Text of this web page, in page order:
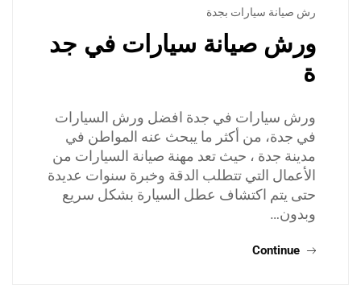
رش صيانة سيارات بجدة
ورش صيانة سيارات في جد
ة
ورش سيارات في جدة افضل ورش السيارات
في جدة، من أكثر ما يبحث عنه المواطن في
مدينة جدة ، حيث تعد مهنة صيانة السيارات من
الأعمال التي تتطلب الدقة وخبرة سنوات عديدة
حتى يتم اكتشاف عطل السيارة بشكل سريع
وبدون…
Continue